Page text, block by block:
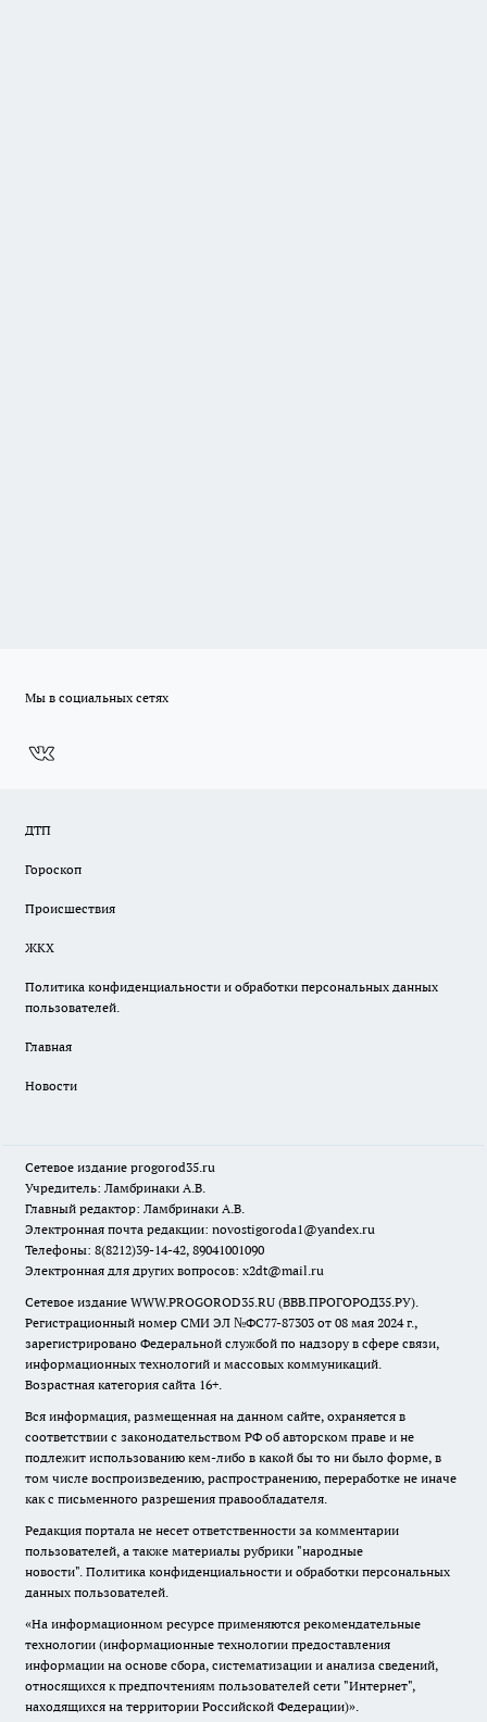
Мы в социальных сетях
ДТП
Гороскоп
Происшествия
ЖКХ
Политика конфиденциальности и обработки персональных данных
пользователей.
Главная
Новости
Сетевое издание progorod35.ru
Учредитель: Ламбринаки А.В.
Главный редактор: Ламбринаки А.В.
Электронная почта редакции: novostigoroda1@yandex.ru
Телефоны: 8(8212)39-14-42, 89041001090
Электронная для других вопросов: x2dt@mail.ru
Сетевое издание WWW.PROGOROD35.RU (ВВВ.ПРОГОРОД35.РУ).
Регистрационный номер СМИ ЭЛ №ФС77-87303 от 08 мая 2024 г.,
зарегистрировано Федеральной службой по надзору в сфере связи,
информационных технологий и массовых коммуникаций.
Возрастная категория сайта 16+.
Вся информация, размещенная на данном сайте, охраняется в
соответствии с законодательством РФ об авторском праве и не
подлежит использованию кем-либо в какой бы то ни было форме, в
том числе воспроизведению, распространению, переработке не иначе
как с письменного разрешения правообладателя.
Редакция портала не несет ответственности за комментарии
пользователей, а также материалы рубрики "народные
новости". Политика конфиденциальности и обработки персональных
данных пользователей.
«На информационном ресурсе применяются рекомендательные
технологии (информационные технологии предоставления
информации на основе сбора, систематизации и анализа сведений,
относящихся к предпочтениям пользователей сети "Интернет",
находящихся на территории Российской Федерации)».